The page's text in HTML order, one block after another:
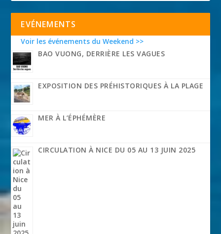
EVÉNEMENTS
Voir les événements du Weekend >>
BAO VUONG, DERRIÈRE LES VAGUES
EXPOSITION DES PRÉHISTORIQUES À LA PLAGE
MER À L’ÉPHÉMÈRE
CIRCULATION À NICE DU 05 AU 13 JUIN 2025